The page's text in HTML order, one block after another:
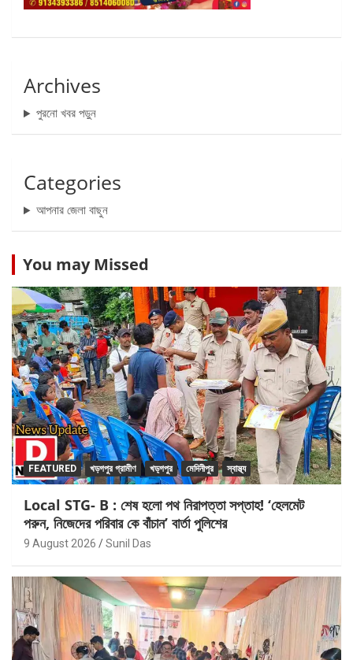
Archives
পুরনো খবর পড়ুন
Categories
আপনার জেলা বাছুন
You may Missed
FEATURED খড়গপুর গ্রামীণ খড়্গপুর মেদিনীপুর স্বাস্থ্য
Local STG- B : শেষ হলো পথ নিরাপত্তা সপ্তাহ! ‘হেলমেট
পরুন, নিজেদের পরিবার কে বাঁচান’ বার্তা পুলিশের
9 August 2026 Sunil Das